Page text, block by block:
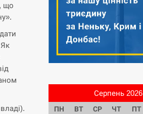
що
Серпень 2026
ПН ВТ СР ЧТ ПТ